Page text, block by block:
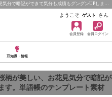
分で暗記ができて気分も成績もグングンUPしま…
ようこそ ゲスト さん
会員登録 会員ログイン
豆知識・情報
柄が美しい、お花見気分で暗記が
す。単語帳のテンプレート素材